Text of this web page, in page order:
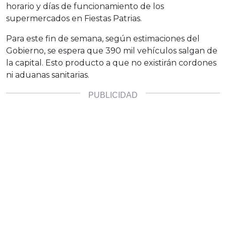
horario y días de funcionamiento de los
supermercados en Fiestas Patrias.
Para este fin de semana, según estimaciones del
Gobierno, se espera que 390 mil vehículos salgan de
la capital. Esto producto a que no existirán cordones
ni aduanas sanitarias.